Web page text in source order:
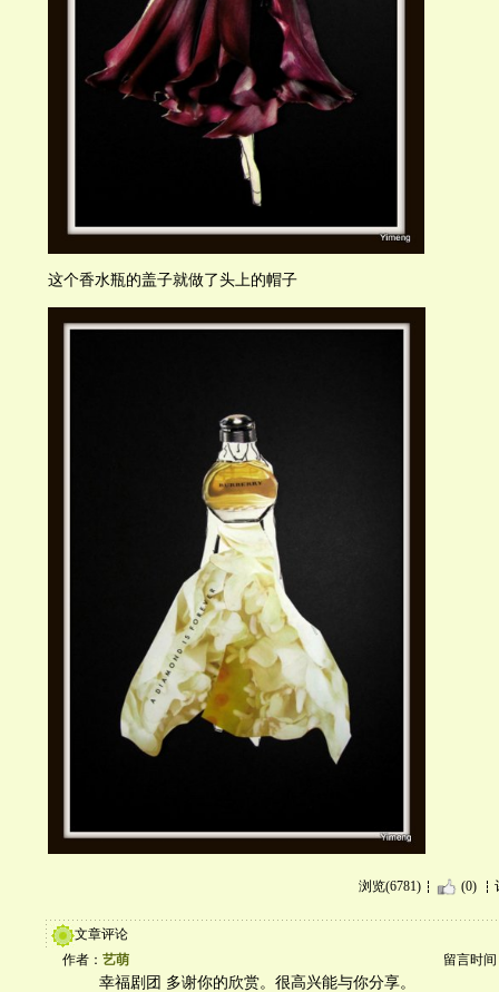
这个香水瓶的盖子就做了头上的帽子
浏览(6781) (0)
文章评论
作者： 艺萌 留言时间
幸福剧团 多谢你的欣赏。很高兴能与你分享。